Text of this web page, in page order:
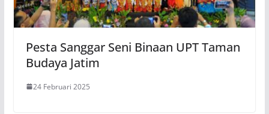
Pesta Sanggar Seni Binaan UPT Taman
Budaya Jatim
24 Februari 2025